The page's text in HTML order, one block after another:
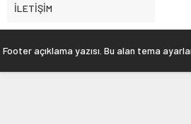
İLETİŞİM
Footer açıklama yazısı. Bu alan tema